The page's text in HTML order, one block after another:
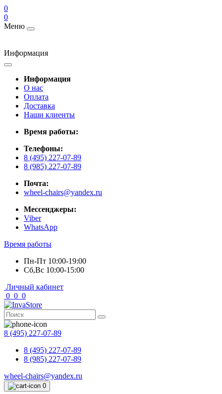
0
0
Меню
Информация
Информация
О нас
Оплата
Доставка
Наши клиенты
Время работы:
Телефоны:
8 (495) 227-07-89
8 (985) 227-07-89
Почта:
wheel-chairs@yandex.ru
Мессенджеры:
Viber
WhatsApp
Время работы
Пн-Пт 10:00-19:00
Сб,Вс 10:00-15:00
Личный кабинет
0 0 0
8 (495) 227-07-89
8 (495) 227-07-89
8 (985) 227-07-89
wheel-chairs@yandex.ru
0